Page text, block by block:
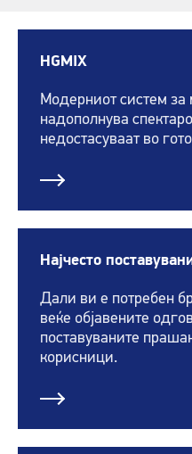
HGMIX
Модерниот систем
надополнува
недостасуваат во
Најчесто
Дали ви е потребен
веќе објавените
поставуваните
корисници.